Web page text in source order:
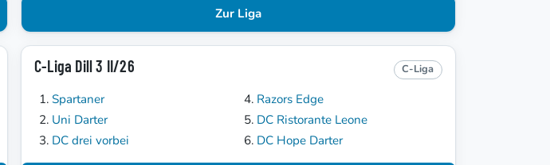
Zur Liga
C-Liga Dill 3 II/26 C-Liga
Spartaner
Uni Darter
DC drei vorbei
Razors Edge
DC Ristorante Leone
DC Hope Darter